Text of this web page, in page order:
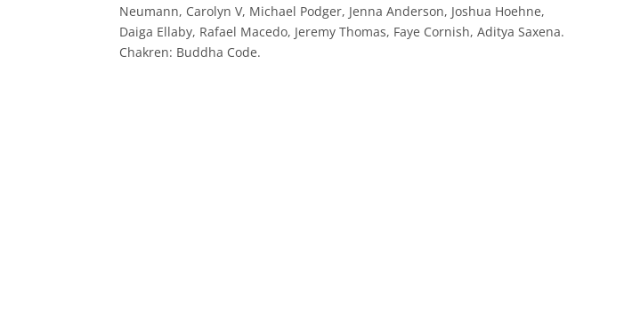
Neumann, Carolyn V, Michael Podger, Jenna Anderson, Joshua Hoehne,
Daiga Ellaby, Rafael Macedo, Jeremy Thomas, Faye Cornish, Aditya Saxena.
Chakren: Buddha Code.